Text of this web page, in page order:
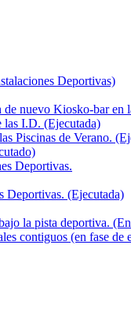
Deportivas)
nuevo Kiosko-bar en
las I.D. (Ejecutada)
Piscinas de Verano.
Deportivas.
Deportivas. (Ejecutada)
la pista deportiva.
contiguos (en fase de